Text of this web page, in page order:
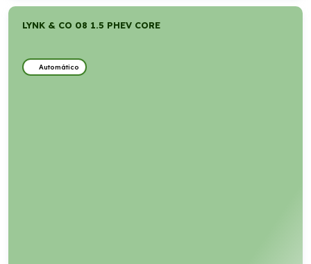
LYNK & CO 08 1.5 PHEV CORE
Automático